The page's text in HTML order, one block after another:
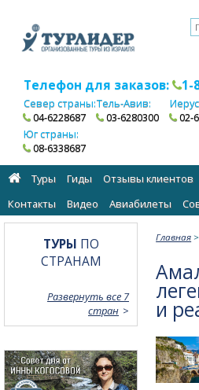
Телефон для заказов: 1-
Север страны:
04-6228687
Тель-Авив:
03-6280300
02-
Юг страны:
08-6338687
Туры Гиды Отзывы клиентов
Контакты
Видео Авиабилеты
Главная >
и
ТУРЫ ПО
СТРАНАМ
Развернуть все 7
стран